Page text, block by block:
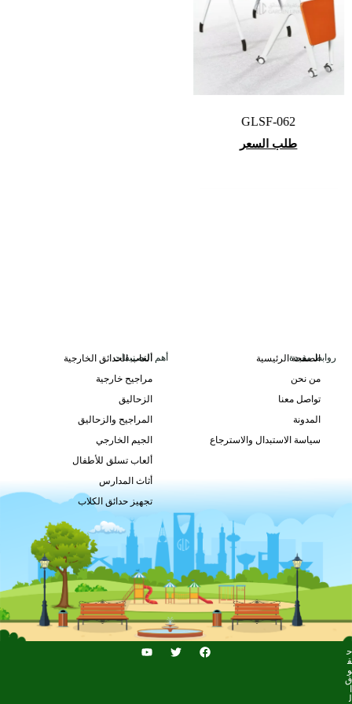
GLSF-062
طلب السعر
GLSF-015
طلب السعر
روابط مفيدة
الصفحة الرئيسية
من نحن
تواصل معنا
المدونة
سياسة الاستبدال والاسترجاع
أهم التصنيفات
ألعاب الحدائق الخارجية
مراجيح خارجية
الزحاليق
المراجيح والزحاليق
الجيم الخارجي
ألعاب تسلق للأطفال
أثاث المدارس
تجهيز حدائق الكلاب
ح
ق
و
ق
ل